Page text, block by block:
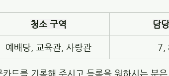
청소 구역 담
예배당, 교육관, 사랑관 7,
드를 기록해 주시고 등록을 원하시는 분